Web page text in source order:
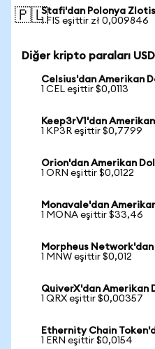
🇵🇱Stafi'dan Polonya
1 FIS eşittir zł 0,009846
Diğer kripto paraları
Celsius'dan Amerikan
1 CEL eşittir $0,0113
Keep3rV1'dan
1 KP3R eşittir $0,7799
Orion'dan Amerikan
1 ORN eşittir $0,0122
Monavale'dan
1 MONA eşittir $33,46
Morpheus
1 MNW eşittir $0,012
QuiverX'dan Amerikan
1 QRX eşittir $0,00357
Ethernity Chain
1 ERN eşittir $0,0154